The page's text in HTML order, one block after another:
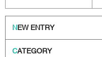
NEW ENTRY
CATEGORY